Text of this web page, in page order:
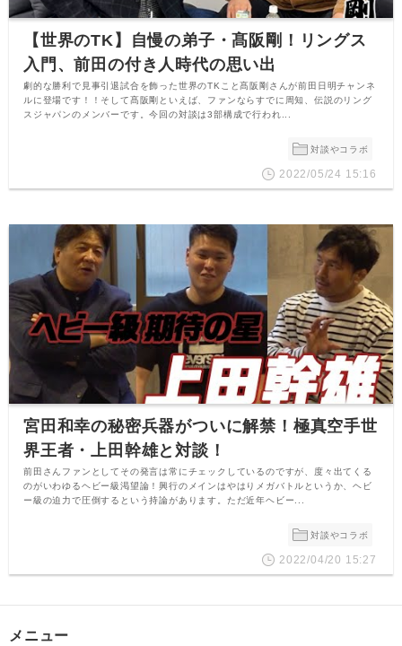
【世界のTK】自慢の弟子・髙阪剛！リングス
入門、前田の付き人時代の思い出
劇的な勝利で見事引退試合を飾った世界のTKこと髙阪剛さんが前田日明チャンネ
ルに登場です！！そして髙阪剛といえば、ファンならすでに周知、伝説のリング
スジャパンのメンバーです。今回の対談は3部構成で行われ...
対談やコラボ
2022/05/24 15:16
宮田和幸の秘密兵器がついに解禁！極真空手世
界王者・上田幹雄と対談！
前田さんファンとしてその発言は常にチェックしているのですが、度々出てくる
のがいわゆるヘビー級渇望論！興行のメインはやはりメガバトルというか、ヘビ
ー級の迫力で圧倒するという持論があります。ただ近年ヘビー...
対談やコラボ
2022/04/20 15:27
メニュー